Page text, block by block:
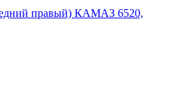
правый) КАМАЗ 6520,